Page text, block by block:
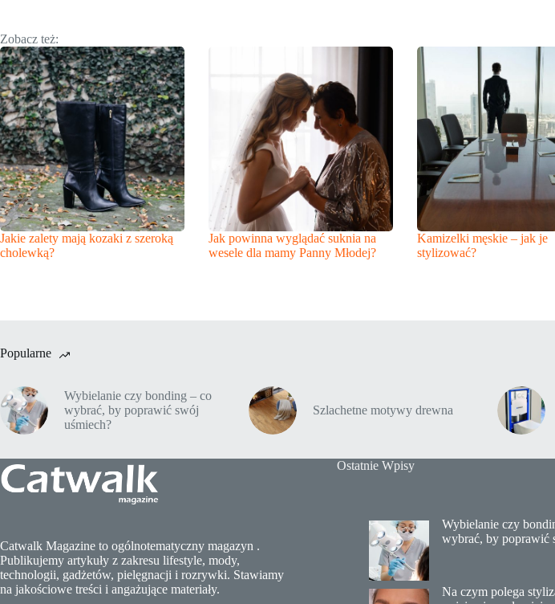
Zobacz też:
Jakie zalety mają kozaki z szeroką
cholewką?
Jak powinna wyglądać suknia na
wesele dla mamy Panny Młodej?
Kamizelki męskie – jak je
stylizować?
Popularne
Wybielanie czy bonding – co
wybrać, by poprawić swój
uśmiech?
Szlachetne motywy drewna
Catwalk Magazine to ogólnotematyczny magazyn .
Publikujemy artykuły z zakresu lifestyle, mody,
technologii, gadżetów, pielęgnacji i rozrywki. Stawiamy
na jakościowe treści i angażujące materiały.
Ostatnie Wpisy
Wybielanie czy
wybrać, by poprawić
Na czym polega